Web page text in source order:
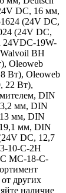
DC, 16 мм,
(24V DC,
(24V DC,
24VDC-19W-
BH
Oleoweb
Вт), Oleoweb
22 Вт),
DIN
мм, DIN
мм, DIN
мм, DIN
DC, 12,7
10-C-2H
MC-18-C-
других
наличие